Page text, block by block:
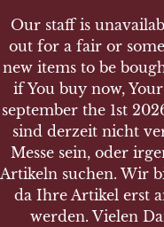
SHOP
ITALIAN MEDAL
- GUERRA PER
Our staff is
out for a fair or
new items to be
if You buy now,
september the 1st
sind derzeit nicht
Messe sein, oder
Artikeln suchen. Wir
da Ihre Artikel erst
werden. Vielen
Our staff is
out for a fair or
new items to be
if You buy now,
september the 1st
sind derzeit nicht
Messe sein, oder
Artikeln suchen. Wir
da Ihre Artikel erst
werden. Vielen